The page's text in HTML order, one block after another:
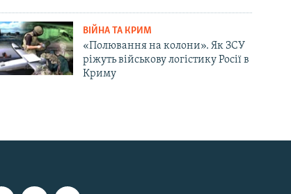
ВІЙНА ТА КРИМ
«Полювання на колони». Як ЗСУ
ріжуть військову логістику Росії в
Криму